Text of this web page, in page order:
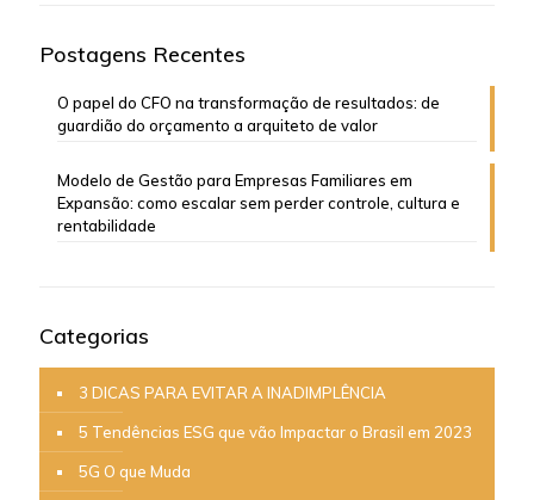
Postagens Recentes
O papel do CFO na transformação de resultados: de
guardião do orçamento a arquiteto de valor
Modelo de Gestão para Empresas Familiares em
Expansão: como escalar sem perder controle, cultura e
rentabilidade
Categorias
3 DICAS PARA EVITAR A INADIMPLÊNCIA
5 Tendências ESG que vão Impactar o Brasil em 2023
5G O que Muda